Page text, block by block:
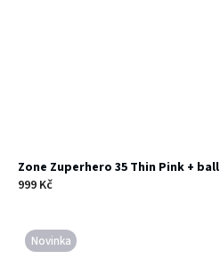
Zone Zuperhero 35 Thin Pink + ball
999 Kč
Novinka